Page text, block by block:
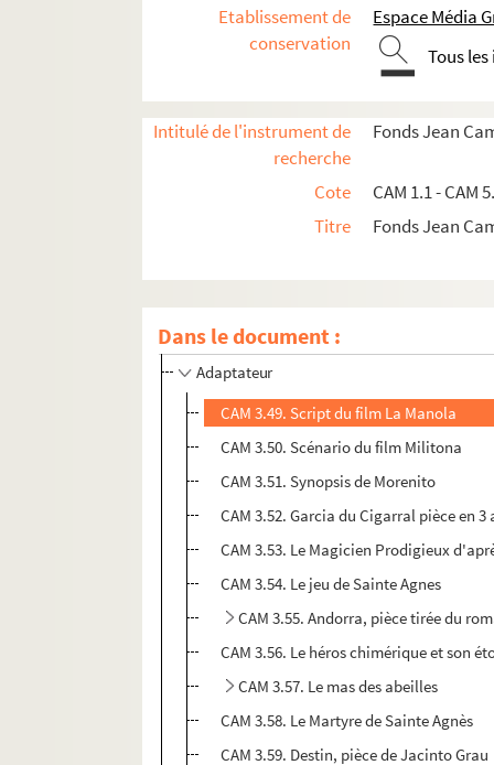
Etablissement de
conservation
Espace Média
Tous
Intitulé de l'instrument de
recherche
Fonds Jean
Cote
CAM 1.1 - CAM
Titre
Fonds Jean
Dans le document :
Documents personnels
Auteur
Traducteur
Adaptateur
CAM 3.49. Script du film La Manola
CAM 3.50. Scénario du film Militona
CAM 3.51. Synopsis de Morenito
CAM 3.52. Garcia du Cigarral pièce en
CAM 3.53. Le Magicien Prodigieux
CAM 3.54. Le jeu de Sainte Agnes
CAM 3.55. Andorra, pièce tirée du
CAM 3.56. Le héros chimérique et son
CAM 3.57. Le mas des abeilles
CAM 3.58. Le Martyre de Sainte Agnès
CAM 3.59. Destin, pièce de Jacinto Grau